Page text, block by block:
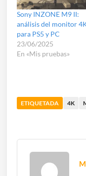
Sony INZONE M9 II:
análisis del monitor
para PS5 y PC
23/06/2025
En «Mis pruebas»
ETIQUETADA 4K